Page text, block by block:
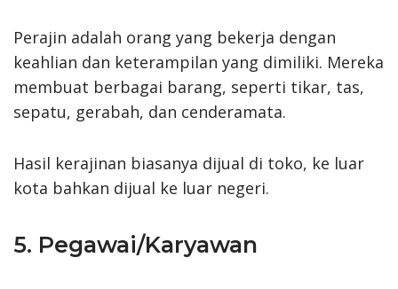
Perajin adalah orang yang bekerja dengan
keahlian dan keterampilan yang dimiliki. Mereka
membuat berbagai barang, seperti tikar, tas,
sepatu, gerabah, dan cenderamata.
Hasil kerajinan biasanya dijual di toko, ke luar
kota bahkan dijual ke luar negeri.
5. Pegawai/Karyawan